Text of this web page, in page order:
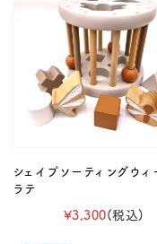
シェイプソーティングウ
ラテ
¥3,300(税込)